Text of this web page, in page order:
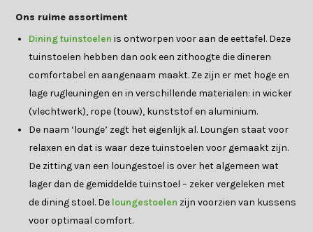
Ons ruime assortiment
Dining tuinstoelen is ontworpen voor aan de eettafel. Deze
tuinstoelen hebben dan ook een zithoogte die dineren
comfortabel en aangenaam maakt. Ze zijn er met hoge en
lage rugleuningen en in verschillende materialen: in wicker
(vlechtwerk), rope (touw), kunststof en aluminium.
De naam ‘lounge’ zegt het eigenlijk al. Loungen staat voor
relaxen en dat is waar deze tuinstoelen voor gemaakt zijn.
De zitting van een loungestoel is over het algemeen wat
lager dan de gemiddelde tuinstoel – zeker vergeleken met
de dining stoel. De loungestoelen zijn voorzien van kussens
voor optimaal comfort.